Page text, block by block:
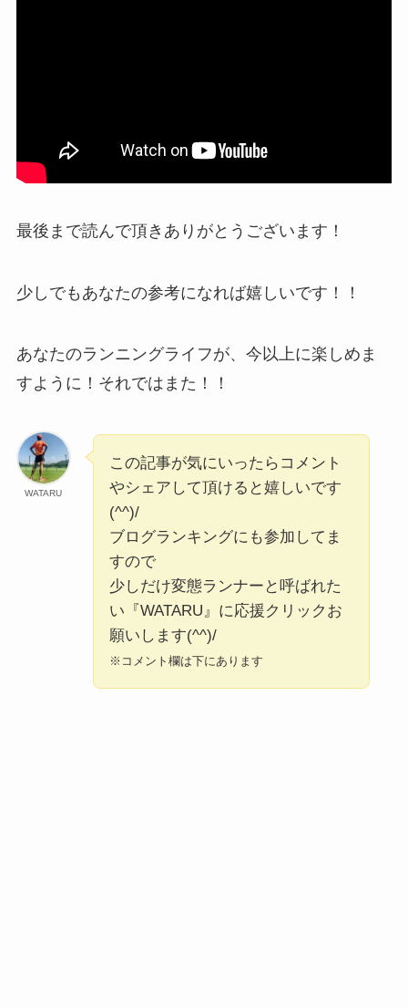
最後まで読んで頂きありがとうございます！
少しでもあなたの参考になれば嬉しいです！！
あなたのランニングライフが、今以上に楽しめま
すように！それではまた！！
WATARU
この記事が気にいったらコメント
やシェアして頂けると嬉しいです
(^^)/
ブログランキングにも参加してま
すので
少しだけ変態ランナーと呼ばれた
い『WATARU』に応援クリックお
願いします(^^)/
※コメント欄は下にあります